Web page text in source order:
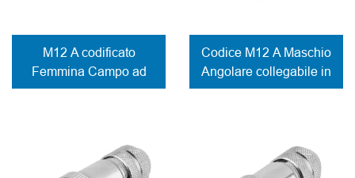
M12 A codificato
Femmina Campo ad
angolo retto Montaggio
Codice M12 A Maschio
Angolare collegabile in
campo Connettore